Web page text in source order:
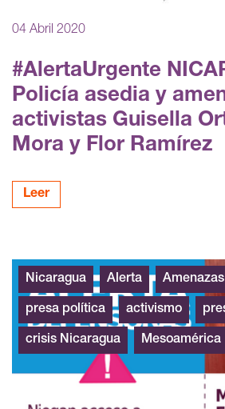
04 Abril 2020
#AlertaUrgente
Policía asedia y
activistas Guisella
Mora y Flor Ramírez
Leer
Nicaragua Alerta Amenazas
presa política activismo
crisis Nicaragua Mesoamérica